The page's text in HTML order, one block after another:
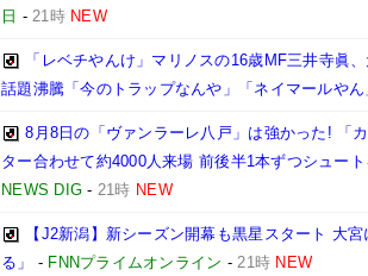
日 -21時 NEW
「レベチやんけ」マリノスの16歳MF三井寺眞
話題沸騰「今のトラップなんや」「ネイマールやん
8月8日の「ヴァンラーレ八戸」は強かった! 「
ター合わせて約4000人来場 前後半1本ずつシュー
NEWS DIG - 21時 NEW
【J2新潟】新シーズン開幕も黒星スタート 大
る」
- FNNプライムオンライン -21時 NEW